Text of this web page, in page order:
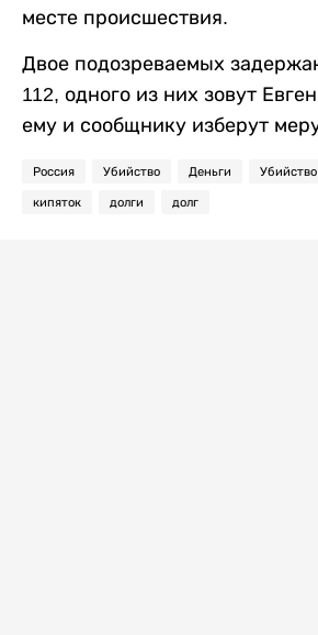
месте происшествия.
Двое подозреваемых
112, одного из них зовут
ему и сообщнику изберут
Россия Убийство Деньги
кипяток долги долг